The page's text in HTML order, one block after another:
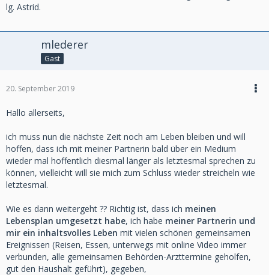
lg. Astrid.
mlederer
Gast
20. September 2019
Hallo allerseits,
ich muss nun die nächste Zeit noch am Leben bleiben und will
hoffen, dass ich mit meiner Partnerin bald über ein Medium
wieder mal hoffentlich diesmal länger als letztesmal sprechen zu
können, vielleicht will sie mich zum Schluss wieder streicheln wie
letztesmal.
Wie es dann weitergeht ?? Richtig ist, dass ich meinen
Lebensplan umgesetzt habe, ich habe meiner Partnerin und
mir ein inhaltsvolles Leben mit vielen schönen gemeinsamen
Ereignissen (Reisen, Essen, unterwegs mit online Video immer
verbunden, alle gemeinsamen Behörden-Arzttermine geholfen,
gut den Haushalt geführt), gegeben,